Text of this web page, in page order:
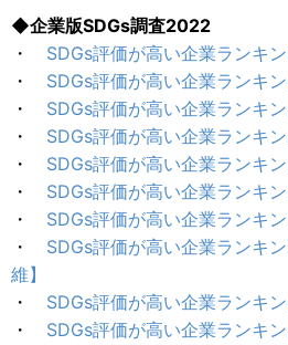
◆企業版SDGs調査2022
・ SDGs評価が高い企業ランキ
・ SDGs評価が高い企業ランキ
・ SDGs評価が高い企業ランキ
・ SDGs評価が高い企業ランキ
・ SDGs評価が高い企業ランキ
・ SDGs評価が高い企業ランキ
・ SDGs評価が高い企業ランキ
・ SDGs評価が高い企業ランキ
維】
・ SDGs評価が高い企業ランキ
・ SDGs評価が高い企業ランキ